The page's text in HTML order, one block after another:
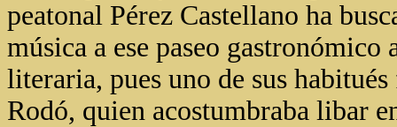
peatonal Pérez Castellano ha
música a ese paseo
literaria, pues uno de sus
Rodó, quien acostumbraba libar